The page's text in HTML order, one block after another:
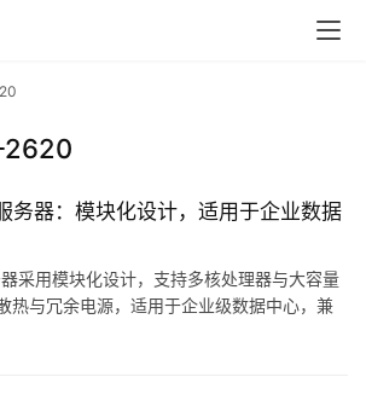
2620
务器：模块化设计，适用于企业数据
采用模块化设计，支持多核处理器与大容量
热与冗余电源，适用于企业级数据中心，兼
景适配原因企业数据中心高性能处理器+大容